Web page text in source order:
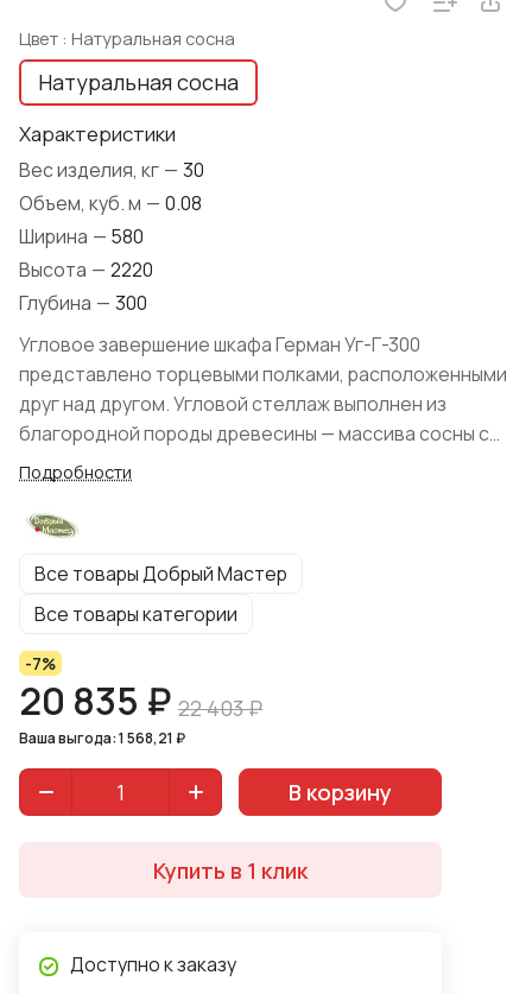
Цвет : Натуральная сосна
Натуральная сосна
Характеристики
Вес изделия, кг — 30
Объем, куб. м — 0.08
Ширина — 580
Высота — 2220
Глубина — 300
Угловое завершение шкафа Герман Уг-Г-300
представлено торцевыми полками, расположенными
друг над другом. Угловой стеллаж выполнен из
благородной породы древесины — массива сосны с
отделкой поверхности прозрачным лаком. Способ
межсекционные мебельные стяжки. Конструкция
устанавливается как отдельный элемент с
креплением к стене. Установка возможна с левой или
Реализуется в цвете "Натуральная сосна"
производства Добрый Мастер.
Подробности
Все товары Добрый Мастер
Все товары категории
-7%
20 835 ₽ 22 403 ₽
Ваша выгода: 1 568,21 ₽
В корзину
Купить в 1 клик
Доступно к заказу